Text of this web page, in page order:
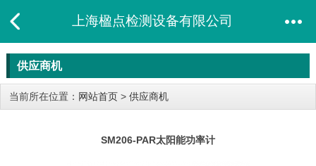
上海楹点检测设备有限公司
供应商机
当前所在位置： 网站首页 > 供应商机
SM206-PAR太阳​能功率计